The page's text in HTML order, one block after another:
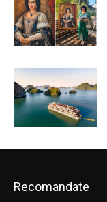
Recomandate